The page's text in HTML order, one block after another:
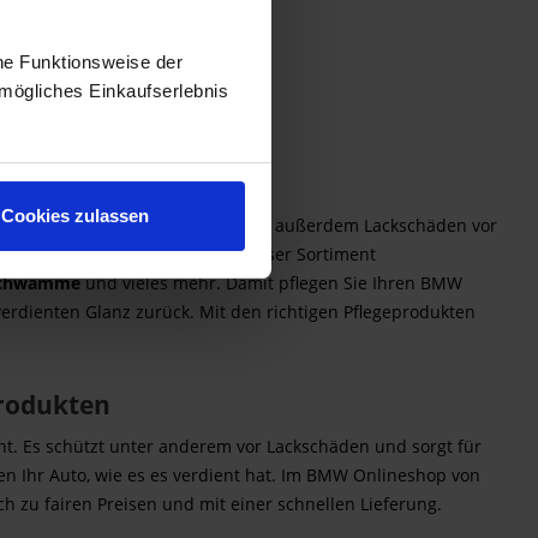
Funktionsweise der
Einkaufserlebnis
Cookies zulassen
entdecken
der richtigen Pflege beugen Sie außerdem Lackschäden vor
bei Kohl entdecken. Unser Sortiment
und vieles mehr. Damit pflegen Sie Ihren BMW
Glanz zurück. Mit den richtigen Pflegeprodukten
Es schützt unter anderem vor Lackschäden und sorgt für
Ihr Auto, wie es es verdient hat. Im BMW Onlineshop von
zu fairen Preisen und mit einer schnellen Lieferung.